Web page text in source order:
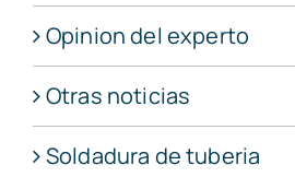
Opinion del experto
Otras noticias
Soldadura de tuberia